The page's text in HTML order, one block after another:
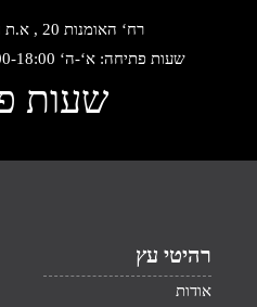
רח‘ האומנות 20 , א.ת חדש נתניה, טלפון:
שעות פתיחה: א‘-ה‘ 10:00-18:00 , שישי: 9:00-14:00
שעות
רהיטי עץ
אודות